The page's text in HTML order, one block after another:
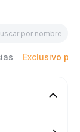
Exclusivo